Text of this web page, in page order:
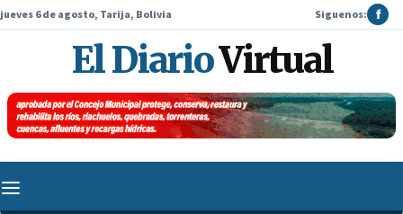
jueves 6 de agosto, Tarija, Bolivia Siguenos: f
El DiarioVirtual